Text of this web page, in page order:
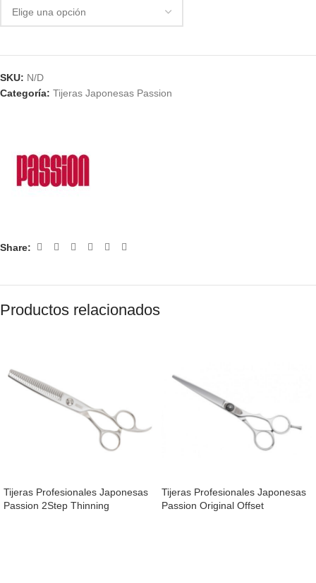
SKU: N/D
Categoría: Tijeras Japonesas Passion
Share:
Productos relacionados
Tijeras Profesionales Japonesas
Passion 2Step Thinning
Tijeras Profesionales Japonesas
Passion Original Offset